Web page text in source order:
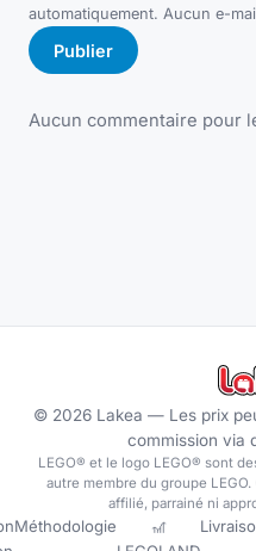
automatiquement. Aucun e-
Publier
Aucun commentaire pour
© 2026Lakea — Les prix
commission via
LEGO® et le logo LEGO® sont
autre membre du groupe
affilié, parrainé ni
Méthodologie
🎢